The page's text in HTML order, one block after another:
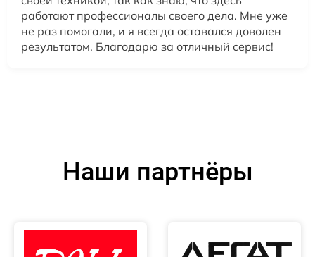
работают профессионалы своего дела. Мне уже
не раз помогали, и я всегда оставался доволен
результатом. Благодарю за отличный сервис!
Наши партнёры